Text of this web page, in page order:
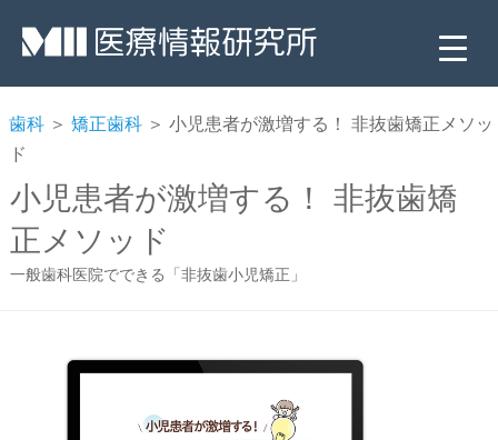
歯科 ＞ 矯正歯科 ＞ 小児患者が激増する！ 非抜歯矯正メソッ
ド
小児患者が激増する！ 非抜歯矯
正メソッド
一般歯科医院でできる「非抜歯小児矯正」